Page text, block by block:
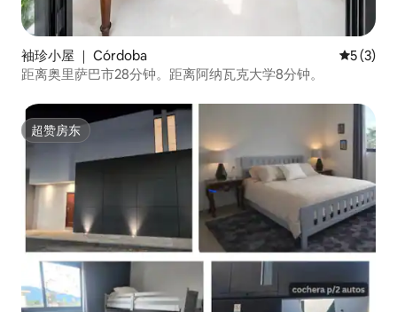
袖珍小屋 ｜ Córdoba 平均评分
5 (3)
距离奥里萨巴市28分钟。距离阿纳瓦克大学8分钟。
超赞房东
超赞房东